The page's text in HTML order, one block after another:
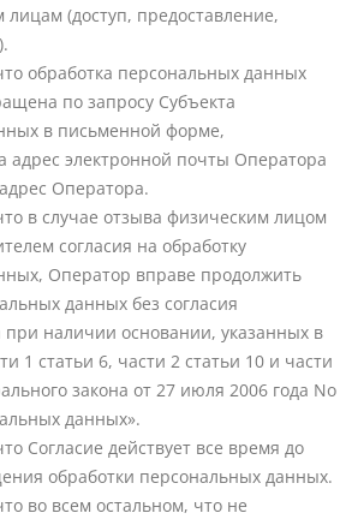
лицам (доступ, предоставление,
обработка персональных данных
по запросу Субъекта
в письменной форме,
адрес электронной почты Оператора
Оператора.
в случае отзыва физическим лицом
согласия на обработку
Оператор вправе продолжить
данных без согласия
при наличии основании, указанных в
1 статьи 6, части 2 статьи 10 и части
закона от 27 июля 2006 года No
данных».
Согласие действует все время до
обработки персональных данных.
во всем остальном, что не